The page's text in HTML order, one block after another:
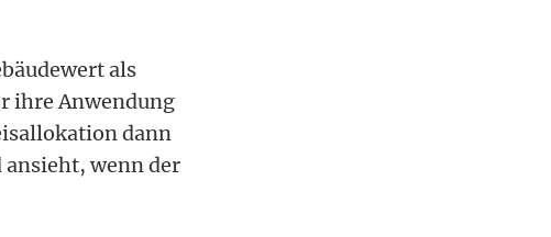
als
ihre Anwendung
dann
wenn der